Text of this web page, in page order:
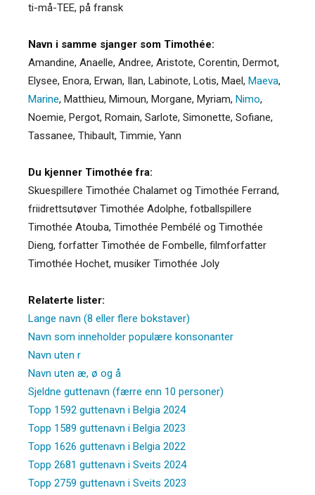
ti-må-TEE, på fransk
Navn i samme sjanger som Timothée:
Amandine, Anaelle, Andree, Aristote, Corentin, Dermot,
Elysee, Enora, Erwan, Ilan, Labinote, Lotis, Mael, Maeva,
Marine, Matthieu, Mimoun, Morgane, Myriam, Nimo,
Noemie, Pergot, Romain, Sarlote, Simonette, Sofiane,
Tassanee, Thibault, Timmie, Yann
Du kjenner Timothée fra:
Skuespillere Timothée Chalamet og Timothée Ferrand,
friidrettsutøver Timothée Adolphe, fotballspillere
Timothée Atouba, Timothée Pembélé og Timothée
Dieng, forfatter Timothée de Fombelle, filmforfatter
Timothée Hochet, musiker Timothée Joly
Relaterte lister:
Lange navn (8 eller flere bokstaver)
Navn som inneholder populære konsonanter
Navn uten r
Navn uten æ, ø og å
Sjeldne guttenavn (færre enn 10 personer)
Topp 1592 guttenavn i Belgia 2024
Topp 1589 guttenavn i Belgia 2023
Topp 1626 guttenavn i Belgia 2022
Topp 2681 guttenavn i Sveits 2024
Topp 2759 guttenavn i Sveits 2023